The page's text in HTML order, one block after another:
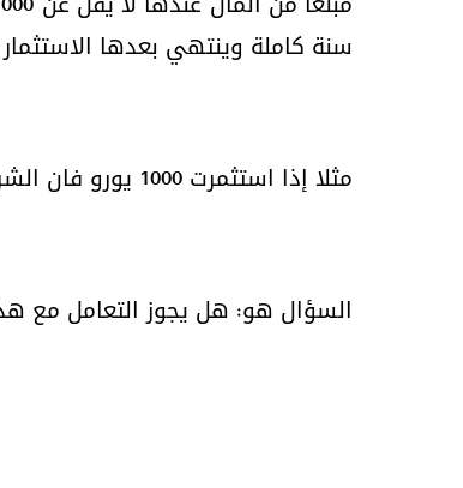
سنة كاملة وينتهي بعدها
مثلا إذا استثمرت 1000 يورو فان الشركة تمنح 300 يورو شهرياً ولمدة سنة كاملة
السؤال هو: هل يجوز التعامل مع